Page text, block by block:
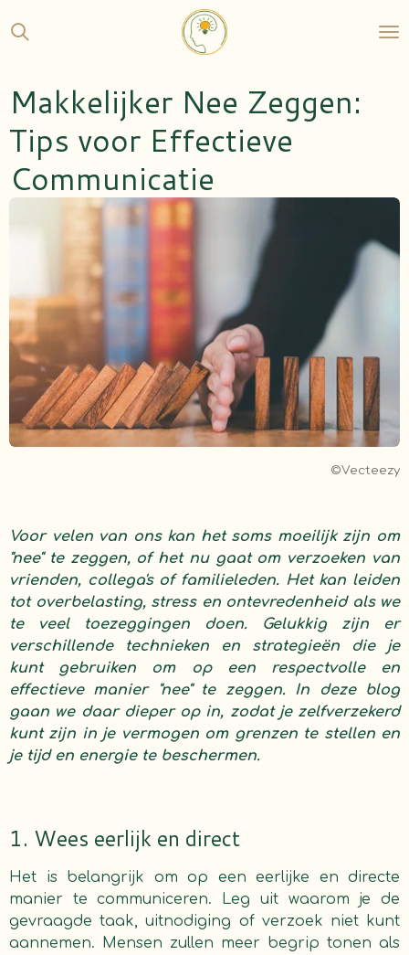
direct
hoofdinhoud
Makkelijker Nee Zeggen:
Tips voor Effectieve
Communicatie
©Vecteezy
Voor velen van ons kan het soms moeilijk zijn om
"nee" te zeggen, of het nu gaat om verzoeken van
vrienden, collega's of familieleden. Het kan leiden
tot overbelasting, stress en ontevredenheid als we
te veel toezeggingen doen. Gelukkig zijn er
verschillende technieken en strategieën die je
kunt gebruiken om op een respectvolle en
effectieve manier "nee" te zeggen. In deze blog
gaan we daar dieper op in, zodat je zelfverzekerd
kunt zijn in je vermogen om grenzen te stellen en
je tijd en energie te beschermen.
1. Wees eerlijk en direct
Het is belangrijk om op een eerlijke en directe
manier te communiceren. Leg uit waarom je de
gevraagde taak, uitnodiging of verzoek niet kunt
aannemen. Mensen zullen meer begrip tonen als